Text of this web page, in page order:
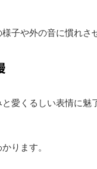
子や外の音に慣れさ
と愛くるしい表情に
ります。